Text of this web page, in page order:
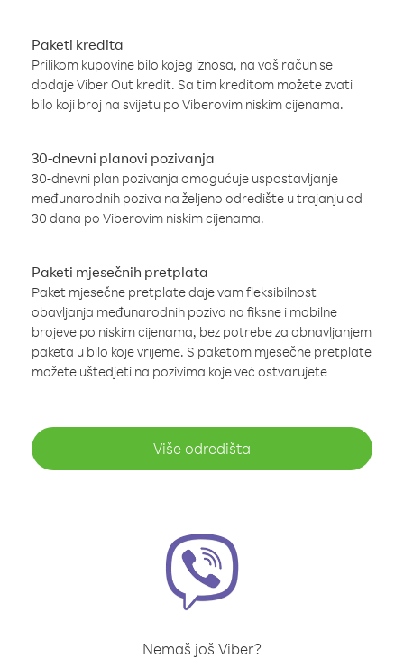
Paketi kredita
Prilikom kupovine bilo kojeg iznosa, na vaš račun se
dodaje Viber Out kredit. Sa tim kreditom možete zvati
bilo koji broj na svijetu po Viberovim niskim cijenama.
30-dnevni planovi pozivanja
30-dnevni plan pozivanja omogućuje uspostavljanje
međunarodnih poziva na željeno odredište u trajanju od
30 dana po Viberovim niskim cijenama.
Paketi mjesečnih pretplata
Paket mjesečne pretplate daje vam fleksibilnost
obavljanja međunarodnih poziva na fiksne i mobilne
brojeve po niskim cijenama, bez potrebe za obnavljanjem
paketa u bilo koje vrijeme. S paketom mjesečne pretplate
možete uštedjeti na pozivima koje već ostvarujete
Više odredišta
Nemaš još Viber?